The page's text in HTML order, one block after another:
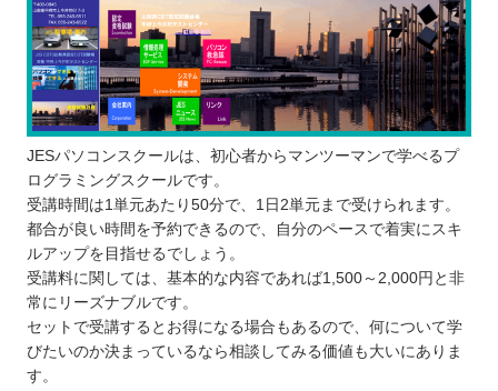
JESパソコンスクールは、初心者からマンツーマンで学べるプ
ログラミングスクールです。
受講時間は1単元あたり50分で、1日2単元まで受けられます。
都合が良い時間を予約できるので、自分のペースで着実にスキ
ルアップを目指せるでしょう。
受講料に関しては、基本的な内容であれば1,500～2,000円と非
常にリーズナブルです。
セットで受講するとお得になる場合もあるので、何について学
びたいのか決まっているなら相談してみる価値も大いにありま
す。